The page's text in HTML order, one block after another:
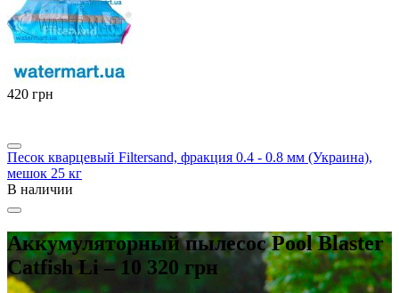
‍420‍ грн
Песок кварцевый Filtersand, фракция 0.4 - 0.8 мм (Украина),
мешок 25 кг
В наличии
Аккумуляторный пылесос Pool Blaster
Catfish Li – 10 320 грн